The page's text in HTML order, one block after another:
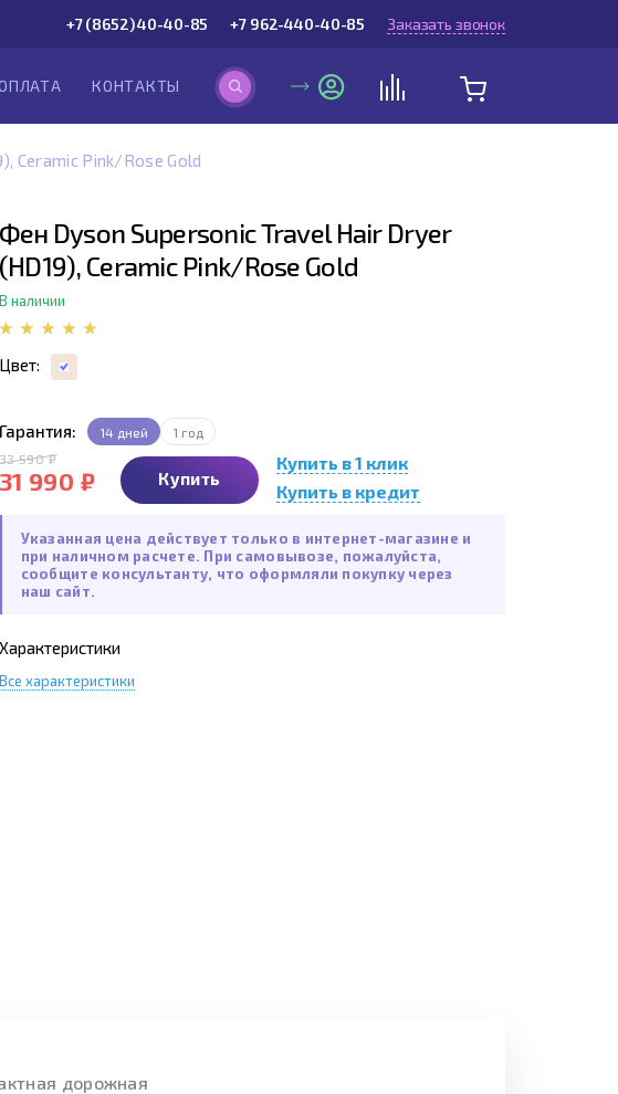
+7 (8652) 40-40-85 +7 962-440-40-85 Заказать звонок
КОНТАКТЫ
Ceramic Pink/Rose Gold
Фен Dyson Supersonic Travel Hair Dryer
(HD19), Ceramic Pink/Rose Gold
В наличии
Цвет:
Гарантия: 14 дней 1 год
31 990 ₽
33 590 ₽
Купить
Купить в 1 клик
Купить в кредит
Указанная цена действует только в интернет-магазине и
при наличном расчете. При самовывозе, пожалуйста,
сообщите консультанту, что оформляли покупку через
наш сайт.
Характеристики
Все характеристики
дорожная